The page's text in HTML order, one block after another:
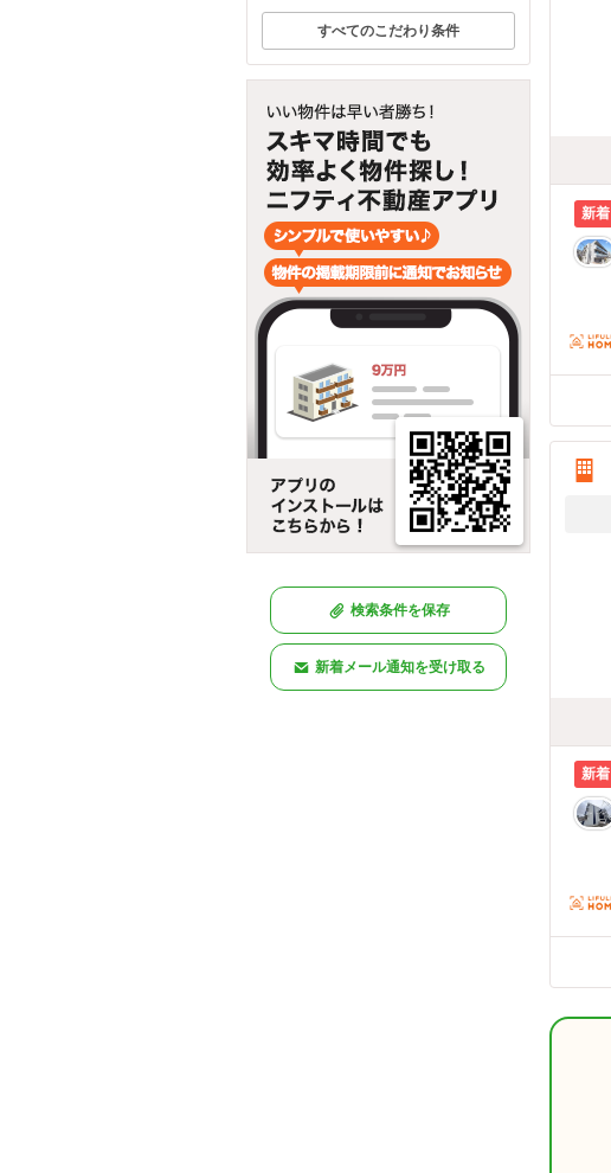
すべてのこだわり条件
検索条件を保存
新着メール通知を受け取る
新着
新着